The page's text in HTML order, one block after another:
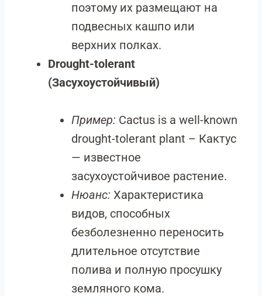
поэтому их размещают на
подвесных кашпо или
верхних полках.
Drought-tolerant
(Засухоустойчивый)
Пример: Cactus is a well-known
drought-tolerant plant – Кактус
— известное
засухоустойчивое растение.
Нюанс: Характеристика
видов, способных
безболезненно переносить
длительное отсутствие
полива и полную просушку
земляного кома.